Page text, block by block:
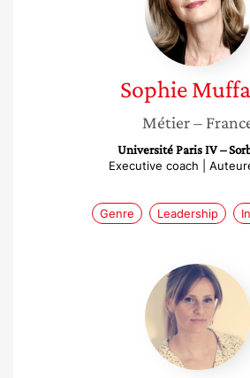
Sophie
Métier–
Université Paris IV –
Executive coach |
Genre Leadership
Pichard